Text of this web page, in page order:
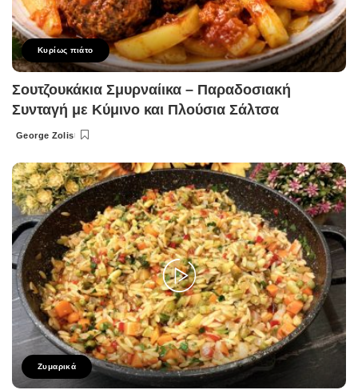
Κυρίως πιάτο
Σουτζουκάκια Σμυρναίικα – Παραδοσιακή
Συνταγή με Κύμινο και Πλούσια Σάλτσα
Posted
George Zolis
Ζυμαρικά